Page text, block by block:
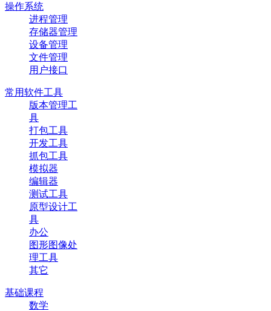
操作系统
进程管理
存储器管理
设备管理
文件管理
用户接口
常用软件工具
版本管理工
具
打包工具
开发工具
抓包工具
模拟器
编辑器
测试工具
原型设计工
具
办公
图形图像处
理工具
其它
基础课程
数学